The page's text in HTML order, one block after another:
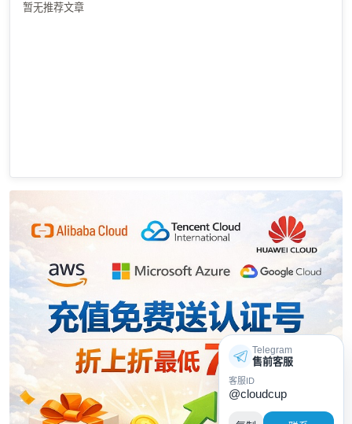
暂无推荐文章
Telegram
售前客服
客服ID
@cloudcup